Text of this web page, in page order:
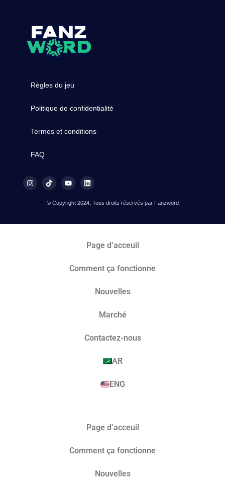
Règles du jeu
Politique de confidentialité
Termes et conditions
FAQ
© Copyright 2024, Tous droits réservés par Fanzword
Page d’acceuil
Comment ça fonctionne
Nouvelles
Marché​
Contactez-nous
AR
ENG
Page d’acceuil
Comment ça fonctionne
Nouvelles